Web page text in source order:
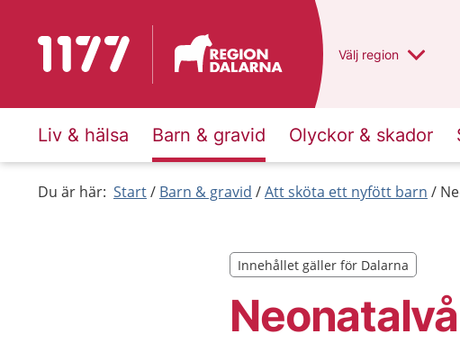
Till startsidan för 1177 Du har valt region
Välj en annan
region
Liv & hälsa Barn & gravid Olyckor & skador
Du är här: Start Barn & gravid Att sköta ett nyfött barn
Innehållet gäller för Dalarna
Innehållet gäller för Dalarna